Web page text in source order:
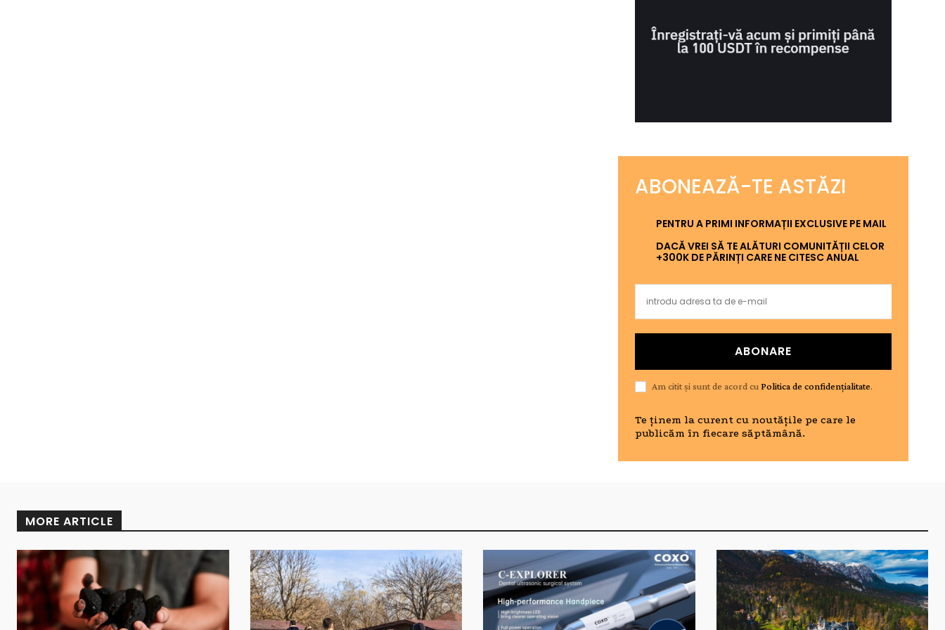
ABONEAZĂ-TE ASTĂZI
PENTRU A PRIMI INFORMAȚII EXCLUSIVE PE MAIL
DACĂ VREI SĂ TE ALĂTURI COMUNITĂȚII CELOR
+300K DE PĂRINȚI CARE NE CITESC ANUAL
ABONARE
Am citit și sunt de acord cuPolitica de confidențialitate.
Te ținem la curent cu noutățile pe care le
publicăm în fiecare săptămână.
MORE ARTICLE